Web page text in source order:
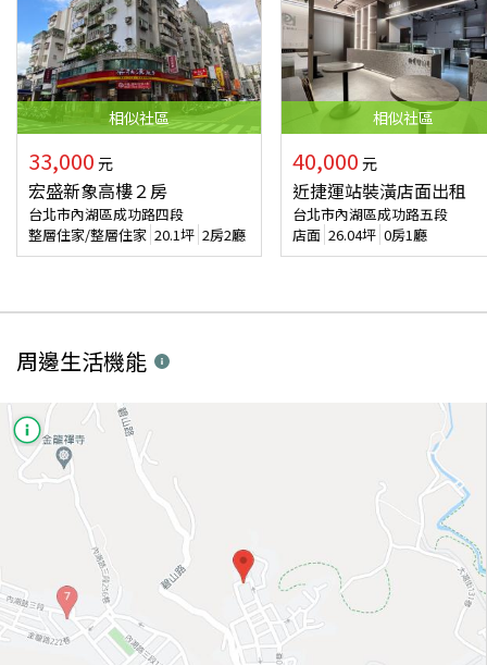
相似社區
33,000 元
宏盛新象高樓２房
台北市內湖區成功路四段
整層住家/整層住家 20.1坪 2房2廳
相似社區
40,000 元
近捷運站裝潢店面出租
台北市內湖區成功路五段
店面 26.04坪 0房1廳
周邊生活機能